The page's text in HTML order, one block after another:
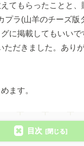
てもらったことと、
プラ(山羊のチーズ版
に掲載してもいいで
ただきました。あり
ます。
目次